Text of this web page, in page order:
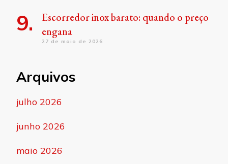
Escorredor inox barato: quando o preço
engana
27 de maio de 2026
Arquivos
julho 2026
junho 2026
maio 2026